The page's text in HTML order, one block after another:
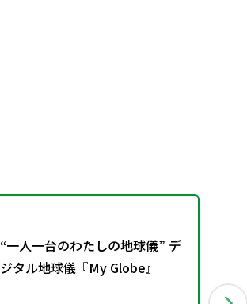
“一人一台のわたしの地球儀” デ
ジタル地球儀『My Globe』